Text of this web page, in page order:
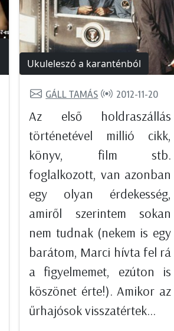
Ukuleleszó a karanténból
GÁLL TAMÁS 2012-11-20
Az első holdraszállás
történetével millió cikk,
könyv, film stb.
foglalkozott, van azonban
egy olyan érdekesség,
amiről szerintem sokan
nem tudnak (nekem is egy
barátom, Marci hívta fel rá
a figyelmemet, ezúton is
köszönet érte!). Amikor az
űrhajósok visszatértek...